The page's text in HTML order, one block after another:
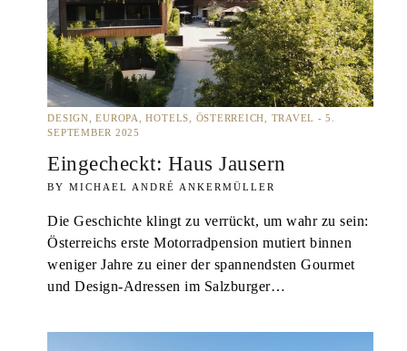
DESIGN EUROPA HOTELS ÖSTERREICH TRAVEL
5.
SEPTEMBER 2025
Eingecheckt: Haus Jausern
MICHAEL ANDRÉ ANKERMÜLLER
Die Geschichte klingt zu verrückt, um wahr zu sein:
Österreichs erste Motorradpension mutiert binnen
weniger Jahre zu einer der spannendsten Gourmet
und Design-Adressen im Salzburger…